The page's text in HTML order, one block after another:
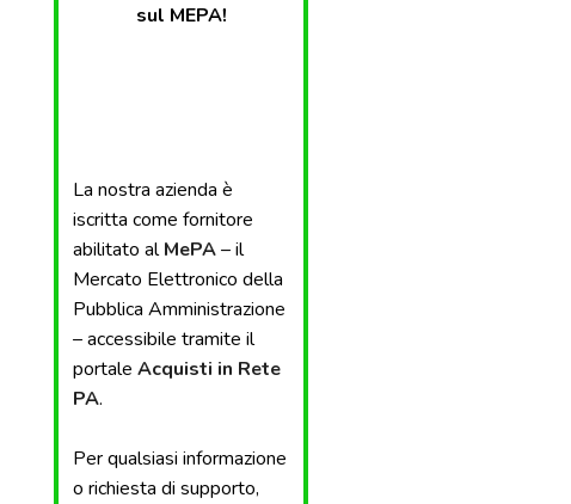
sul MEPA!
La nostra azienda è
iscritta come fornitore
abilitato alMePA– il
Mercato Elettronico della
Pubblica Amministrazione
– accessibile tramite il
portale Acquisti in Rete
PA.
Per qualsiasi informazione
o richiesta di supporto,